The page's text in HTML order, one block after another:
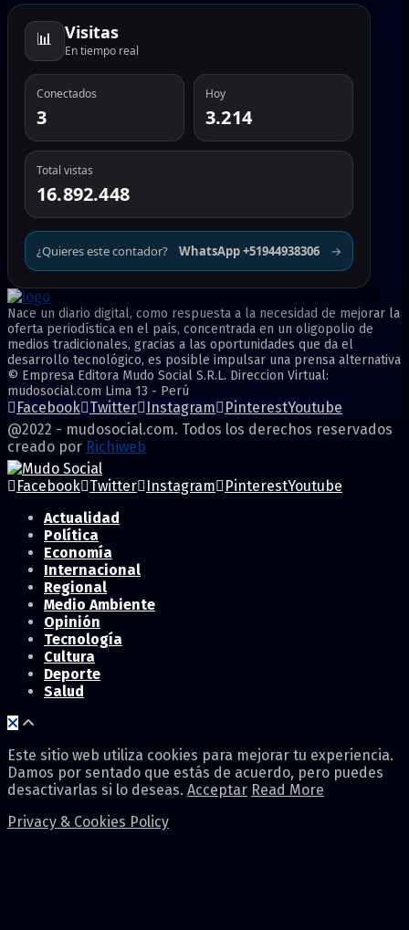
📊 Visitas
En tiempo real
Conectados
3
Hoy
3.214
Total vistas
16.892.448
¿Quieres este contador? WhatsApp +51944938306 →
Nace un diario digital, como respuesta a la necesidad de mejorar la
oferta periodística en el país, concentrada en un oligopolio de
medios tradicionales, gracias a las oportunidades que da el
desarrollo tecnológico, es posible impulsar una prensa alternativa
© Empresa Editora Mudo Social S.R.L. Direccion Virtual:
mudosocial.com Lima 13 - Perú
Facebook Twitter Instagram PinterestYoutube
@2022 - mudosocial.com. Todos los derechos reservados
creado por Richiweb
Facebook Twitter Instagram PinterestYoutube
Actualidad
Política
Economía
Internacional
Regional
Medio Ambiente
Opinión
Tecnología
Cultura
Deporte
Salud
Este sitio web utiliza cookies para mejorar tu experiencia.
Damos por sentado que estás de acuerdo, pero puedes
desactivarlas si lo deseas. Acceptar Read More
Privacy & Cookies Policy